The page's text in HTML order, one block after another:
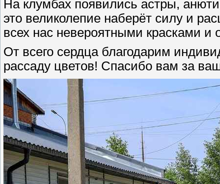
На клумбах появились астры,
это великолепие наберёт силу и
всех нас невероятными красками
От всего сердца благодарим
рассаду цветов! Спасибо вам за